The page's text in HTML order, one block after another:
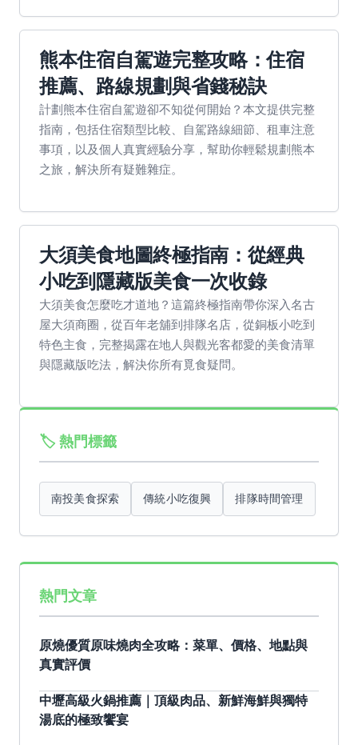
熊本住宿自駕遊完整攻略：住宿
推薦、路線規劃與省錢秘訣
計劃熊本住宿自駕遊卻不知從何開始？本文提供完整
指南，包括住宿類型比較、自駕路線細節、租車注意
事項，以及個人真實經驗分享，幫助你輕鬆規劃熊本
之旅，解決所有疑難雜症。
大須美食地圖終極指南：從經典
小吃到隱藏版美食一次收錄
大須美食怎麼吃才道地？這篇終極指南帶你深入名古
屋大須商圈，從百年老舖到排隊名店，從銅板小吃到
特色主食，完整揭露在地人與觀光客都愛的美食清單
與隱藏版吃法，解決你所有覓食疑問。
🏷️ 熱門標籤
南投美食探索 傳統小吃復興 排隊時間管理
熱門文章
原燒優質原味燒肉全攻略：菜單、價格、地點與
真實評價
中壢高級火鍋推薦｜頂級肉品、新鮮海鮮與獨特
湯底的極致饗宴